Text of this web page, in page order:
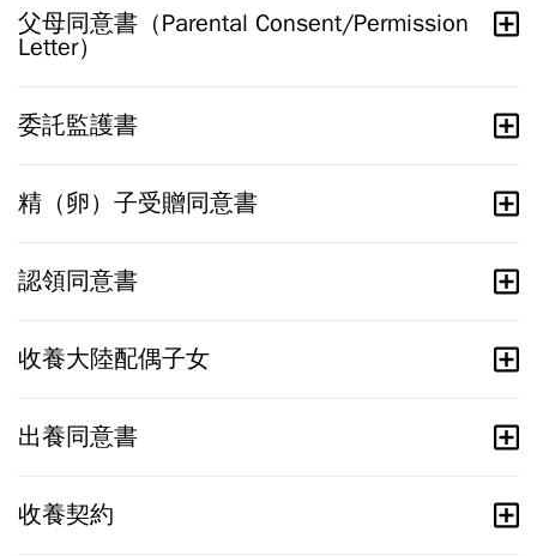
父母同意書（Parental Consent/Permission
Letter）
委託監護書
精（卵）子受贈同意書
認領同意書
收養大陸配偶子女
出養同意書
收養契約